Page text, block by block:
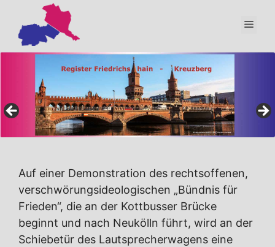
Inhalt
springen
Auf einer Demonstration des rechtsoffenen,
verschwörungsideologischen „Bündnis für
Frieden“, die an der Kottbusser Brücke
beginnt und nach Neukölln führt, wird an der
Schiebetür des Lautsprecherwagens eine